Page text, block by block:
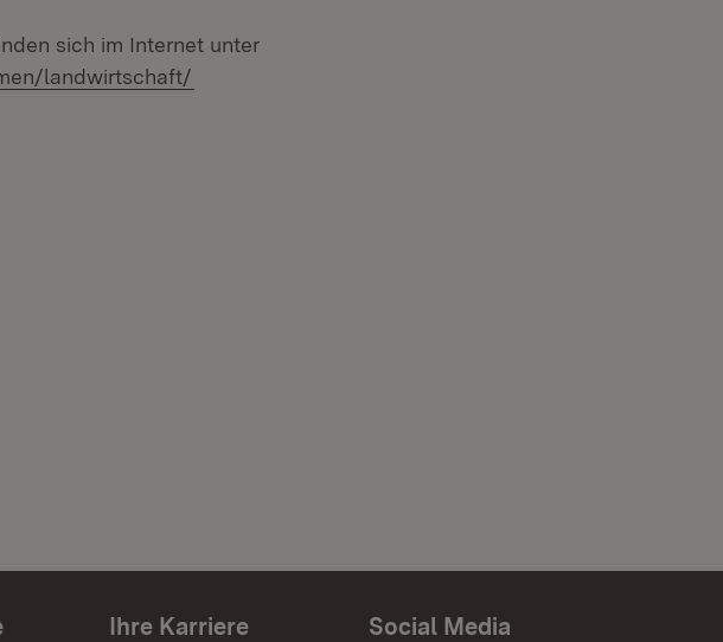
sich im Internet unter
landwirtschaft/
Ihre Karriere Social Media